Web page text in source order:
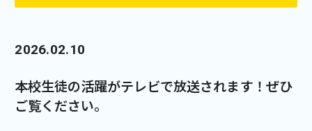
2026.02.10
本校生徒の活躍がテレビで放送されます！ぜひ
ご覧ください。